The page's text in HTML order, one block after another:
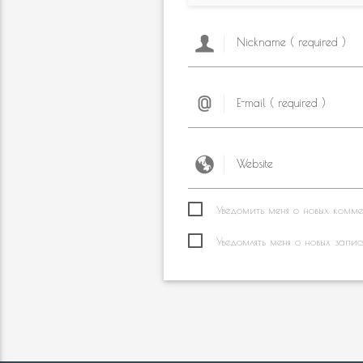
Уведомить меня о новых
Уведомлять меня о новых